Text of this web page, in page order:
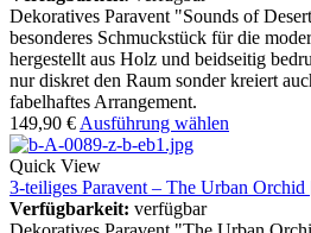
Dekoratives Paravent "Sounds of
besonderes Schmuckstück für die
hergestellt aus Holz und beidseitig
nur diskret den Raum sonder kreiert
fabelhaftes Arrangement.
149,90 € Ausführung wählen
Quick View
3-teiliges Paravent – The Urban
Verfügbarkeit: verfügbar